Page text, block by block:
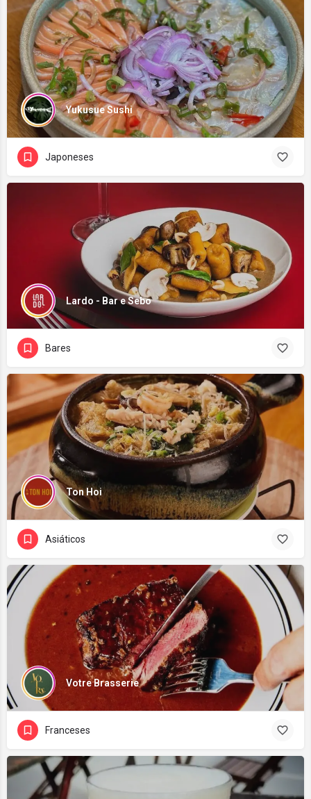
Yukusue Sushi
Japoneses
Lardo - Bar e Sebo
Bares
Ton Hoi
Asiáticos
Votre Brasserie
Franceses